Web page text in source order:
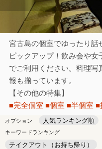
宮古島の個室でゆったり話
ピックアップ！飲み会や
でご利用ください。料理
報も揃っています。
【その他の特集】
■完全個室 ■個室 ■半個室 ■
オプション 人気ランキング順
キーワードランキング
テイクアウト（お持ち帰り）